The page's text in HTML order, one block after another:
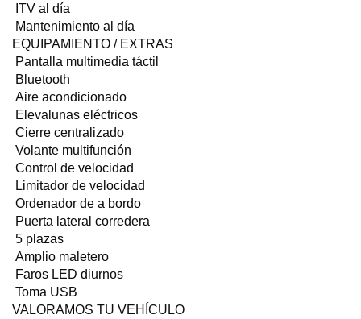
ITV al día
Mantenimiento al día
EQUIPAMIENTO / EXTRAS
Pantalla multimedia táctil
Bluetooth
Aire acondicionado
Elevalunas eléctricos
Cierre centralizado
Volante multifunción
Control de velocidad
Limitador de velocidad
Ordenador de a bordo
Puerta lateral corredera
5 plazas
Amplio maletero
Faros LED diurnos
Toma USB
VALORAMOS TU VEHÍCULO